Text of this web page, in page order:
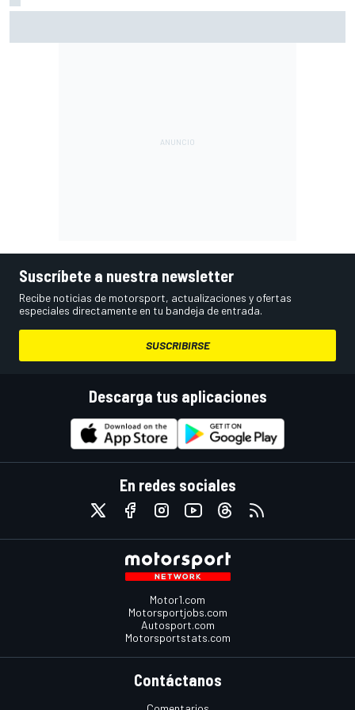
Suscríbete a nuestra newsletter
Recibe noticias de motorsport, actualizaciones y ofertas
especiales directamente en tu bandeja de entrada.
SUSCRIBIRSE
Descarga tus aplicaciones
En redes sociales
Motor1.com
Motorsportjobs.com
Autosport.com
Motorsportstats.com
Contáctanos